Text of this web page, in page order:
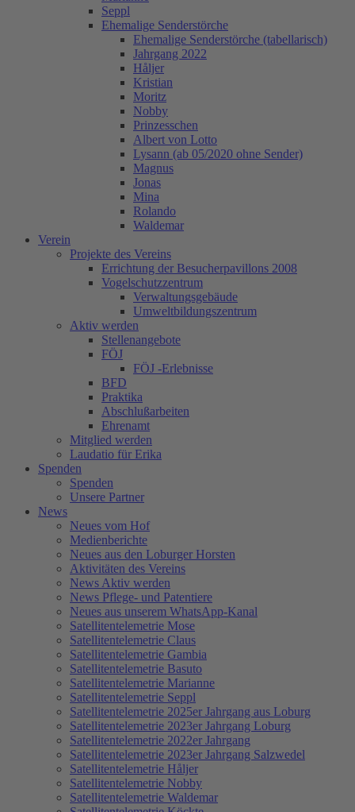
Seppl
Ehemalige Senderstörche
Ehemalige Senderstörche (tabellarisch)
Jahrgang 2022
Håljer
Kristian
Moritz
Nobby
Prinzesschen
Albert von Lotto
Lysann (ab 05/2020 ohne Sender)
Magnus
Jonas
Mina
Rolando
Waldemar
Verein
Projekte des Vereins
Errichtung der Besucherpavillons 2008
Vogelschutzzentrum
Verwaltungsgebäude
Umweltbildungszentrum
Aktiv werden
Stellenangebote
FÖJ
FÖJ -Erlebnisse
BFD
Praktika
Abschlußarbeiten
Ehrenamt
Mitglied werden
Laudatio für Erika
Spenden
Spenden
Unsere Partner
News
Neues vom Hof
Medienberichte
Neues aus den Loburger Horsten
Aktivitäten des Vereins
News Aktiv werden
News Pflege- und Patentiere
Neues aus unserem WhatsApp-Kanal
Satellitentelemetrie Mose
Satellitentelemetrie Claus
Satellitentelemetrie Gambia
Satellitentelemetrie Basuto
Satellitentelemetrie Marianne
Satellitentelemetrie Seppl
Satellitentelemetrie 2025er Jahrgang aus Loburg
Satellitentelemetrie 2023er Jahrgang Loburg
Satellitentelemetrie 2022er Jahrgang
Satellitentelemetrie 2023er Jahrgang Salzwedel
Satellitentelemetrie Håljer
Satellitentelemetrie Nobby
Satellitentelemetrie Waldemar